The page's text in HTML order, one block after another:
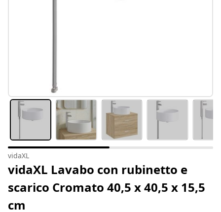
vidaXL
vidaXL Lavabo con rubinetto e
scarico Cromato 40,5 x 40,5 x 15,5
cm